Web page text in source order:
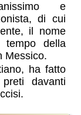
e
di cui
il nome
tempo della
Messico.
ha fatto
davanti